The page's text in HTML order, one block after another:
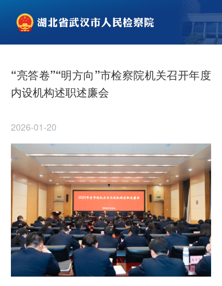
“亮答卷”“明方向”市检察院机关召开年度
内设机构述职述廉会
2026-01-20